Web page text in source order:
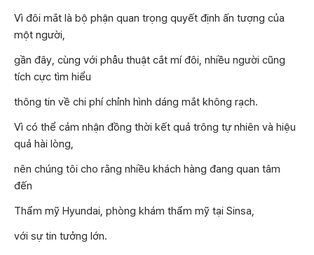
Vì đôi mắt là bộ phận quan trọng quyết định ấn tượng của
một người,
gần đây, cùng với phẫu thuật cắt mí đôi, nhiều người cũng
tích cực tìm hiểu
thông tin về chi phí chỉnh hình dáng mắt không rạch.
Vì có thể cảm nhận đồng thời kết quả trông tự nhiên và hiệu
quả hài lòng,
nên chúng tôi cho rằng nhiều khách hàng đang quan tâm
đến
Thẩm mỹ Hyundai, phòng khám thẩm mỹ tại Sinsa,
với sự tin tưởng lớn.